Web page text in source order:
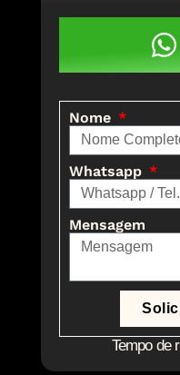
Nome
Whatsapp
Mensagem
Tempo de